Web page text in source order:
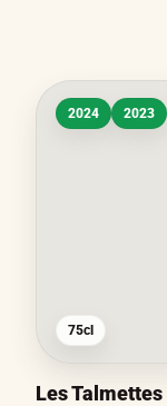
2024 2023
75cl
Les Talmettes